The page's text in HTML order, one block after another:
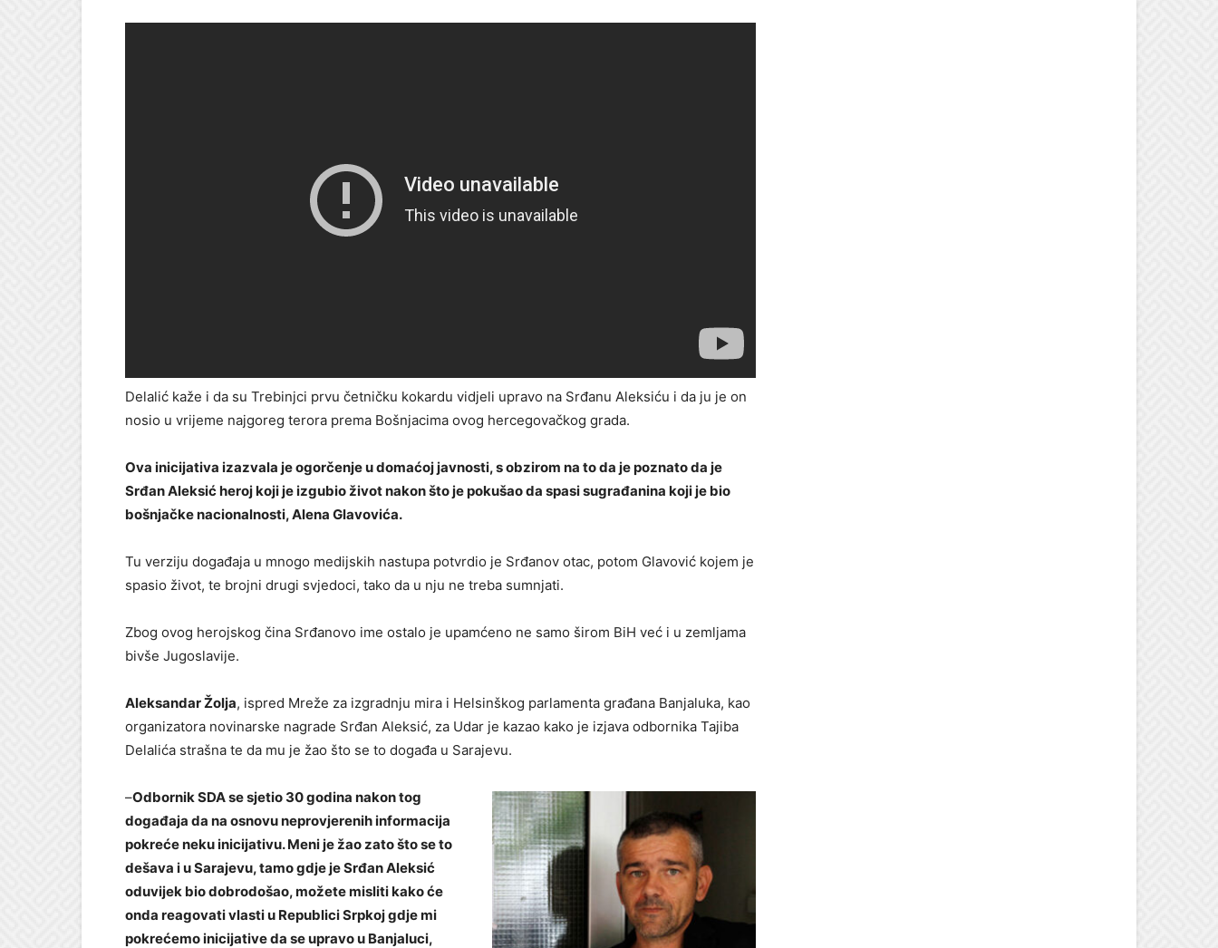
Delalić kaže i da su Trebinjci prvu četničku kokardu vidjeli upravo na Srđanu Aleksiću i da ju je on
nosio u vrijeme najgoreg terora prema Bošnjacima ovog hercegovačkog grada.
Ova inicijativa izazvala je ogorčenje u domaćoj javnosti, s obzirom na to da je poznato da je
Srđan Aleksić heroj koji je izgubio život nakon što je pokušao da spasi sugrađanina koji je bio
bošnjačke nacionalnosti, Alena Glavovića.
Tu verziju događaja u mnogo medijskih nastupa potvrdio je Srđanov otac, potom Glavović kojem je
spasio život, te brojni drugi svjedoci, tako da u nju ne treba sumnjati.
Zbog ovog herojskog čina Srđanovo ime ostalo je upamćeno ne samo širom BiH već i u zemljama
bivše Jugoslavije.
Aleksandar Žolja, ispred Mreže za izgradnju mira i Helsinškog parlamenta građana Banjaluka, kao
organizatora novinarske nagrade Srđan Aleksić, za Udar je kazao kako je izjava odbornika Tajiba
Delalića strašna te da mu je žao što se to događa u Sarajevu.
–Odbornik SDA se sjetio 30 godina nakon tog
događaja da na osnovu neprovjerenih informacija
pokreće neku inicijativu. Meni je žao zato što se to
dešava i u Sarajevu, tamo gdje je Srđan Aleksić
oduvijek bio dobrodošao, možete misliti kako će
onda reagovati vlasti u Republici Srpkoj gdje mi
pokrećemo inicijative da se upravo u Banjaluci,